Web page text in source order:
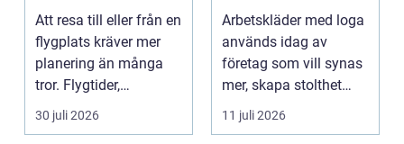
och smidig
Att resa till eller från en
flygplats kräver mer
planering än många
tror. Flygtider,
packning, säker...
30 juli 2026
varje dag
Arbetskläder med loga
används idag av
företag som vill synas
mer, skapa stolthet
inte...
11 juli 2026